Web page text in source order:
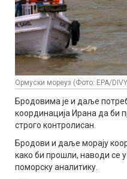
Ормуски мореуз (Фото: EPA/
Бродовима је и даље
координација Ирана да би
строго контролисан.
Бродови и даље морају
како би прошли, наводи се у
поморску аналитику.